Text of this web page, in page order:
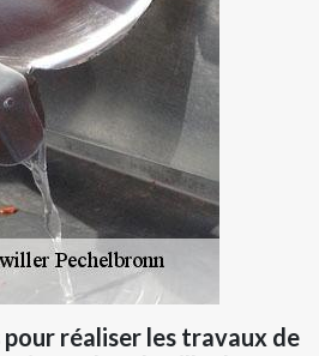
pour réaliser les travaux de